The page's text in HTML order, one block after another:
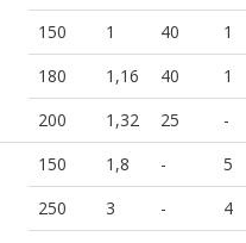
150
1 40 1
180
1,16 40 1
200
1,32 25 -
150 1,8 - 5
250
3 - 4